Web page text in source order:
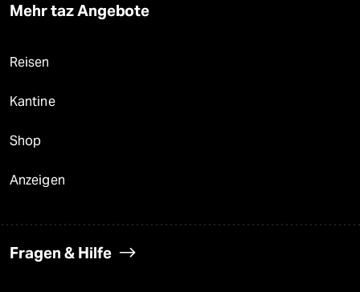
Mehr taz Angebote
Reisen
Kantine
Shop
Anzeigen
Fragen & Hilfe